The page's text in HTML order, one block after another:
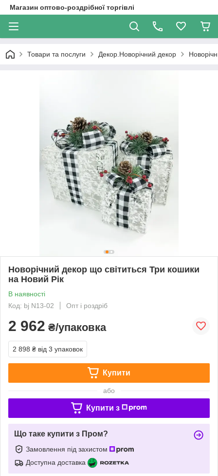
Магазин оптово-роздрібної торгівлі
Товари та послуги Декор.Новорічний декор
Новорічний декор що світиться Три кошики
на Новий Рік
В наявності
Код: bj N13-02
Опт і роздріб
2 962 ₴/упаковка
2 898 ₴ від 3 упаковок
Купити
або
Купити з
Що таке купити з Пром?
Замовлення під захистом
Доступна доставка